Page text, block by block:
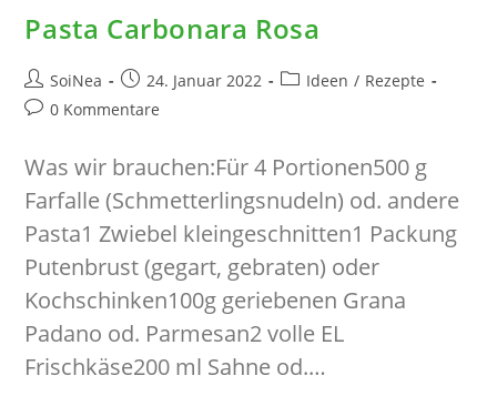
Zucchini
Pasta Carbonara Rosa
Beitrags-
Autor:
SoiNea
Beitrag
veröffentlicht:
24. Januar 2022
Beitrags-
Ideen / Rezepte
Beitrags-
0 Kommentare
Was wir brauchen:Für 4 Portionen500 g
Farfalle (Schmetterlingsnudeln) od. andere
Pasta1 Zwiebel kleingeschnitten1 Packung
Putenbrust (gegart, gebraten) oder
Kochschinken100g geriebenen Grana
Padano od. Parmesan2 volle EL
Frischkäse200 ml Sahne od.…